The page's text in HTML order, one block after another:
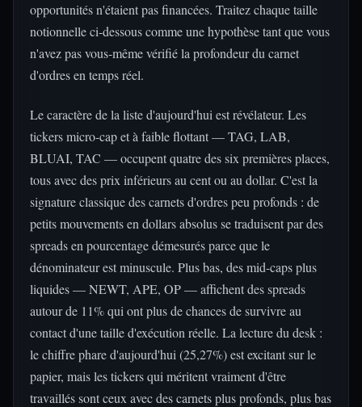
opportunités n'étaient pas financées. Traitez chaque taille
notionnelle ci-dessous comme une hypothèse tant que vous
n'avez pas vous-même vérifié la profondeur du carnet
d'ordres en temps réel.
Le caractère de la liste d'aujourd'hui est révélateur. Les
tickers micro-cap et à faible flottant — TAG, LAB,
BLUAI, TAC — occupent quatre des six premières places,
tous avec des prix inférieurs au cent ou au dollar. C'est la
signature classique des carnets d'ordres peu profonds : de
petits mouvements en dollars absolus se traduisent par des
spreads en pourcentage démesurés parce que le
dénominateur est minuscule. Plus bas, des mid-caps plus
liquides — NEWT, APE, OP — affichent des spreads
autour de 11% qui ont plus de chances de survivre au
contact d'une taille d'exécution réelle. La lecture du desk :
le chiffre phare d'aujourd'hui (25,27%) est excitant sur le
papier, mais les tickers qui méritent vraiment d'être
travaillés sont ceux avec des carnets plus profonds, plus bas